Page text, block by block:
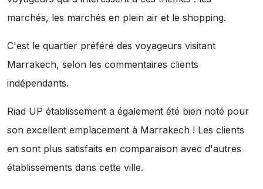
marchés, les marchés en plein air et le shopping.
C'est le quartier préféré des voyageurs visitant
Marrakech, selon les commentaires clients
indépendants.
Riad UP établissement a également été bien noté pour
son excellent emplacement à Marrakech ! Les clients
en sont plus satisfaits en comparaison avec d'autres
établissements dans cette ville.